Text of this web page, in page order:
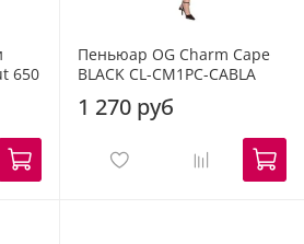
650
Пеньюар OG Charm Cape
BLACK CL-CM1PC-CABLA
1 270 руб